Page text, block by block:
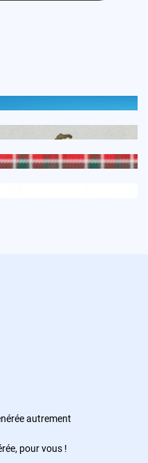
autrement
pour vous !